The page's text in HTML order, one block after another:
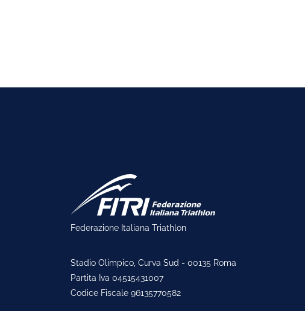
Federazione Italiana Triathlon
Stadio Olimpico, Curva Sud - 00135 Roma
Partita Iva 04515431007
Codice Fiscale 96135770582